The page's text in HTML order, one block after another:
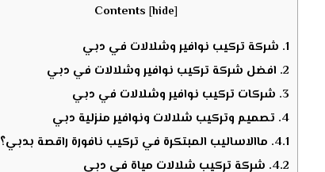
Contents [hide]
1. شركة تركيب نوافير وشلالات في دبي
2. افضل شركة تركيب نوافير وشلالات في دبي
3. شركات تركيب نوافير وشلالات في دبي
4. تصميم وتركيب شلالات ونوافير منزلية دبي
4.1. ماالاساليب المبتكرة في تركيب نافورة راقصة بدبي؟
4.2. شركة تركيب شلالات مياة في دبي